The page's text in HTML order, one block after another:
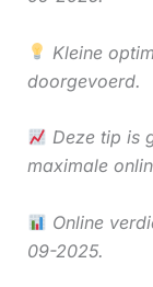
Kleine
doorgevoerd.
Deze tip is
maximale
Online
09-2025.